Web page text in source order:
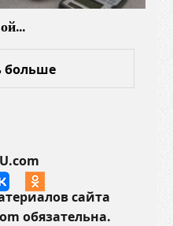
больше
сайта
обязательна.